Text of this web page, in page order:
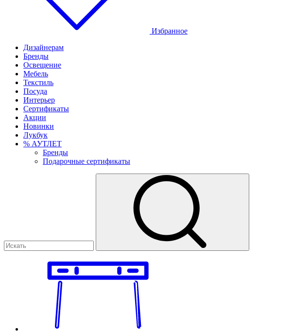
Избранное
Дизайнерам
Бренды
Освещение
Мебель
Текстиль
Посуда
Интерьер
Сертификаты
Акции
Новинки
Лукбук
% АУТЛЕТ
Бренды
Подарочные сертификаты